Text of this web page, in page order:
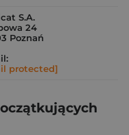
S.A.
24
Poznań
protected]